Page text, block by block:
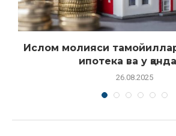
Ислом молияси
ипотека ва у
26.08.2025